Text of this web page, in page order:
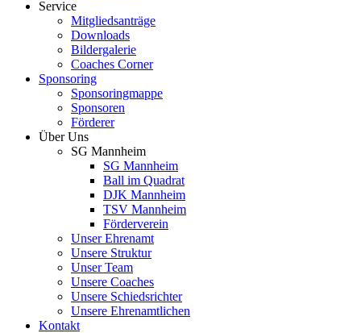
Service
Mitgliedsanträge
Downloads
Bildergalerie
Coaches Corner
Sponsoring
Sponsoringmappe
Sponsoren
Förderer
Über Uns
SG Mannheim
SG Mannheim
Ball im Quadrat
DJK Mannheim
TSV Mannheim
Förderverein
Unser Ehrenamt
Unsere Struktur
Unser Team
Unsere Coaches
Unsere Schiedsrichter
Unsere Ehrenamtlichen
Kontakt